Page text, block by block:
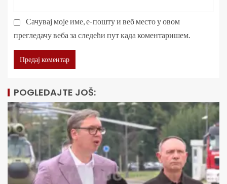
Сачувај моје име, е-пошту и веб место у овом
прегледачу веба за следећи пут када коментаришем.
POGLEDAJTE JOŠ: